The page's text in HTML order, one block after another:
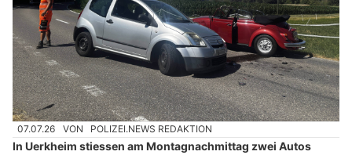
07.07.26 VON POLIZEI.NEWS REDAKTION
In Uerkheim stiessen am Montagnachmittag zwei Autos